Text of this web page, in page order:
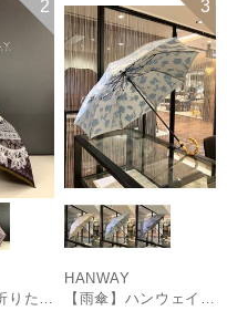
2 3
HANWAY